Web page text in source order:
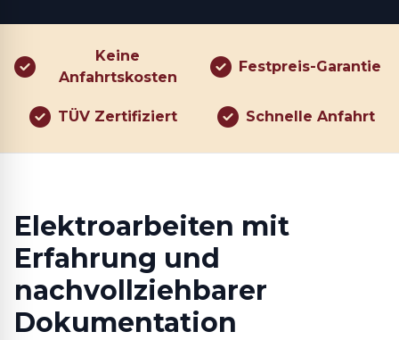
Keine
Anfahrtskosten
Festpreis-Garantie
TÜV Zertifiziert Schnelle Anfahrt
Elektroarbeiten mit
Erfahrung und
nachvollziehbarer
Dokumentation